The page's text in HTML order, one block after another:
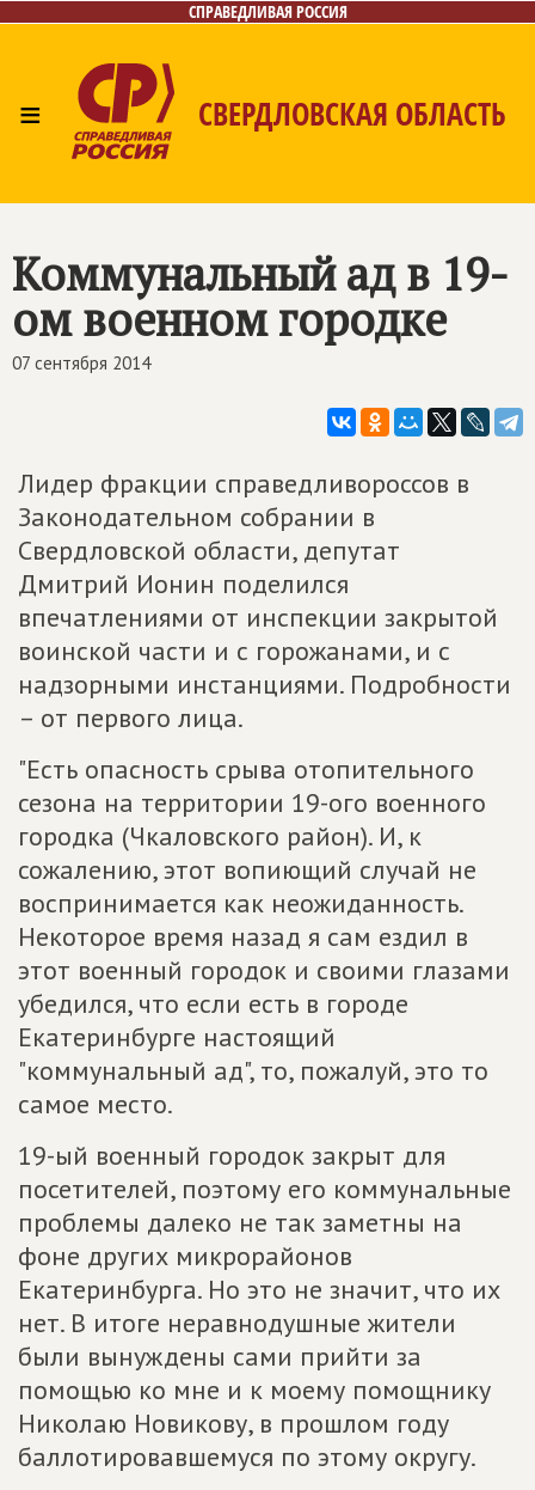
СПРАВЕДЛИВАЯ РОССИЯ
≡ СВЕРДЛОВСКАЯ ОБЛАСТЬ
Поиск
Коммунальный ад в 19-
ом военном городке
07 сентября 2014
Лидер фракции справедливороссов в
Законодательном собрании в
Свердловской области, депутат
Дмитрий Ионин поделился
впечатлениями от инспекции закрытой
воинской части и с горожанами, и с
надзорными инстанциями. Подробности
– от первого лица.
"Есть опасность срыва отопительного
сезона на территории 19-ого военного
городка (Чкаловского район). И, к
сожалению, этот вопиющий случай не
воспринимается как неожиданность.
Некоторое время назад я сам ездил в
этот военный городок и своими глазами
убедился, что если есть в городе
Екатеринбурге настоящий
"коммунальный ад", то, пожалуй, это то
самое место.
19-ый военный городок закрыт для
посетителей, поэтому его коммунальные
проблемы далеко не так заметны на
фоне других микрорайонов
Екатеринбурга. Но это не значит, что их
нет. В итоге неравнодушные жители
были вынуждены сами прийти за
помощью ко мне и к моему помощнику
Николаю Новикову, в прошлом году
баллотировавшемуся по этому округу.